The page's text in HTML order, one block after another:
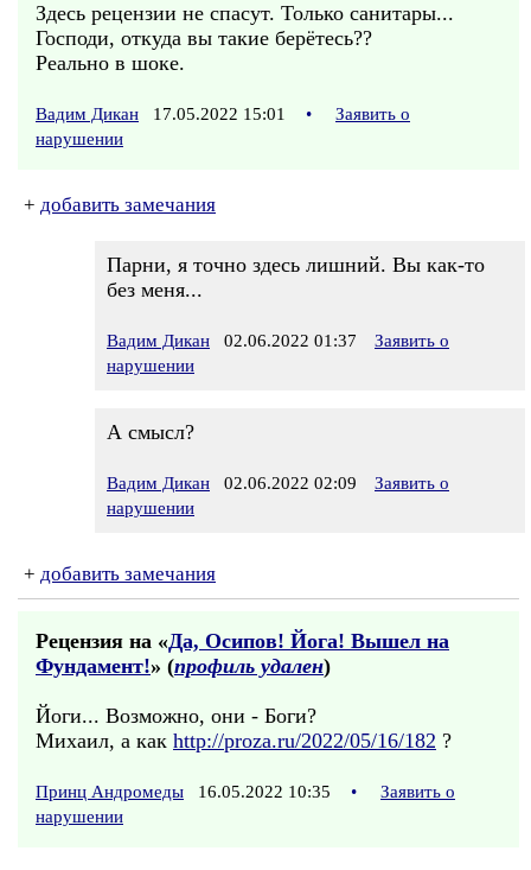
Здесь рецензии не спасут. Только санитары...
Господи, откуда вы такие берётесь??
Реально в шоке.
Вадим Дикан 17.05.2022 15:01 •
Заявить о
нарушении
+ добавить замечания
Парни, я точно здесь лишний. Вы как-то
без меня...
Вадим Дикан 02.06.2022 01:37
Заявить о
нарушении
А смысл?
Вадим Дикан 02.06.2022 02:09
Заявить о
нарушении
+ добавить замечания
Рецензия на «Да, Осипов! Йога! Вышел на
Фундамент!» (профиль удален)
Йоги... Возможно, они - Боги?
Михаил, а как http://proza.ru/2022/05/16/182 ?
Принц Андромеды 16.05.2022 10:35 •
Заявить о
нарушении